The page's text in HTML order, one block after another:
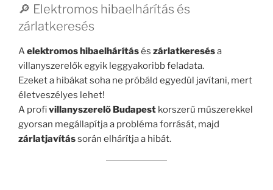
🔎 Elektromos hibaelhárítás és
zárlatkeresés
Aelektromos hibaelhárításés zárlatkeresésa
villanyszerelők egyik leggyakoribb feladata.
Ezeket a hibákat soha ne próbáld egyedül javítani, mert
életveszélyes lehet!
A profivillanyszerelő Budapest korszerű műszerekkel
gyorsan megállapítja a probléma forrását, majd
zárlatjavítássorán elhárítja a hibát.